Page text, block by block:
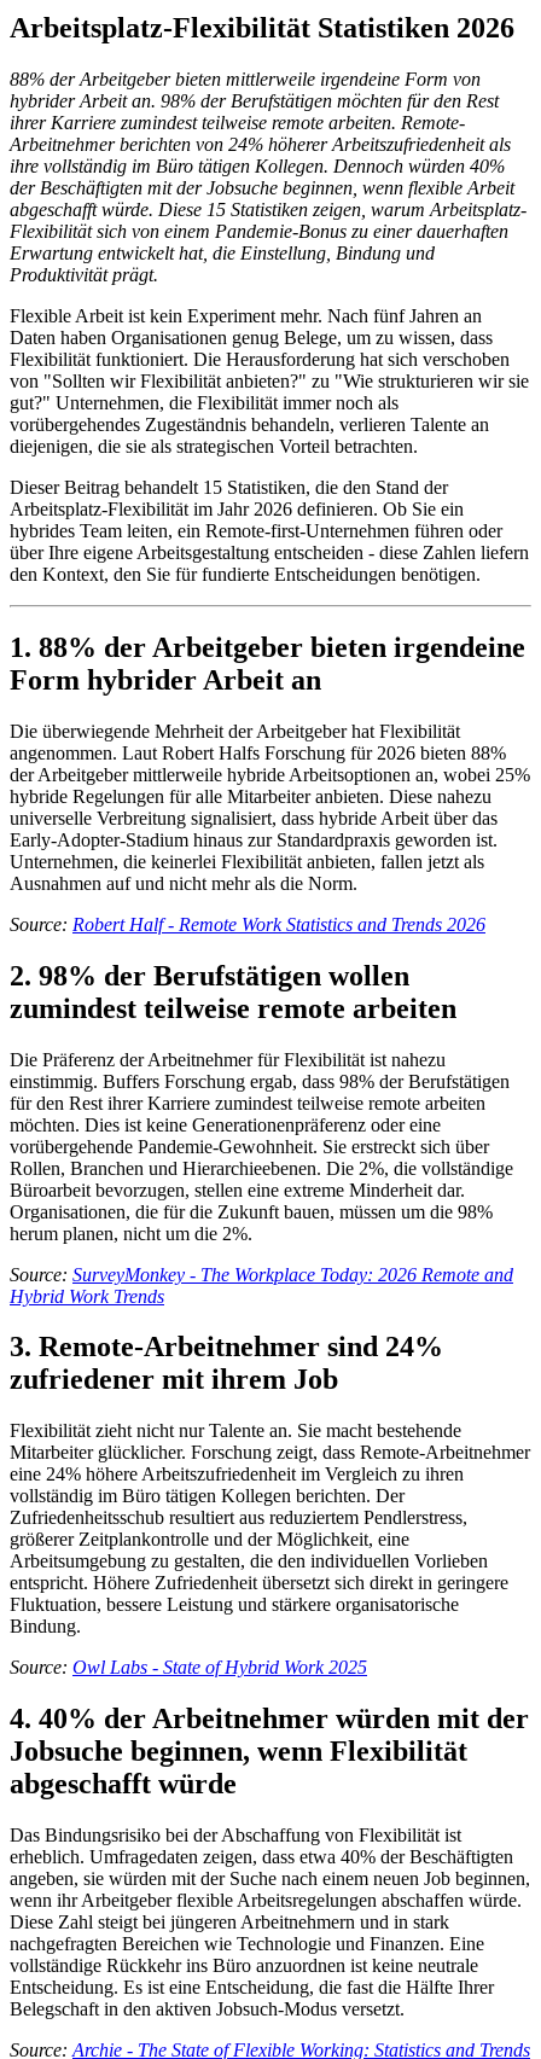
Arbeitsplatz-Flexibilität Statistiken 2026
88% der Arbeitgeber bieten mittlerweile irgendeine Form von
hybrider Arbeit an. 98% der Berufstätigen möchten für den Rest
ihrer Karriere zumindest teilweise remote arbeiten. Remote-
Arbeitnehmer berichten von 24% höherer Arbeitszufriedenheit als
ihre vollständig im Büro tätigen Kollegen. Dennoch würden 40%
der Beschäftigten mit der Jobsuche beginnen, wenn flexible Arbeit
abgeschafft würde. Diese 15 Statistiken zeigen, warum Arbeitsplatz-
Flexibilität sich von einem Pandemie-Bonus zu einer dauerhaften
Erwartung entwickelt hat, die Einstellung, Bindung und
Produktivität prägt.
Flexible Arbeit ist kein Experiment mehr. Nach fünf Jahren an
Daten haben Organisationen genug Belege, um zu wissen, dass
Flexibilität funktioniert. Die Herausforderung hat sich verschoben
von "Sollten wir Flexibilität anbieten?" zu "Wie strukturieren wir sie
gut?" Unternehmen, die Flexibilität immer noch als
vorübergehendes Zugeständnis behandeln, verlieren Talente an
diejenigen, die sie als strategischen Vorteil betrachten.
Dieser Beitrag behandelt 15 Statistiken, die den Stand der
Arbeitsplatz-Flexibilität im Jahr 2026 definieren. Ob Sie ein
hybrides Team leiten, ein Remote-first-Unternehmen führen oder
über Ihre eigene Arbeitsgestaltung entscheiden - diese Zahlen liefern
den Kontext, den Sie für fundierte Entscheidungen benötigen.
1. 88% der Arbeitgeber bieten irgendeine
Form hybrider Arbeit an
Die überwiegende Mehrheit der Arbeitgeber hat Flexibilität
angenommen. Laut Robert Halfs Forschung für 2026 bieten 88%
der Arbeitgeber mittlerweile hybride Arbeitsoptionen an, wobei 25%
hybride Regelungen für alle Mitarbeiter anbieten. Diese nahezu
universelle Verbreitung signalisiert, dass hybride Arbeit über das
Early-Adopter-Stadium hinaus zur Standardpraxis geworden ist.
Unternehmen, die keinerlei Flexibilität anbieten, fallen jetzt als
Ausnahmen auf und nicht mehr als die Norm.
Source: Robert Half - Remote Work Statistics and Trends 2026
2. 98% der Berufstätigen wollen
zumindest teilweise remote arbeiten
Die Präferenz der Arbeitnehmer für Flexibilität ist nahezu
einstimmig. Buffers Forschung ergab, dass 98% der Berufstätigen
für den Rest ihrer Karriere zumindest teilweise remote arbeiten
möchten. Dies ist keine Generationenpräferenz oder eine
vorübergehende Pandemie-Gewohnheit. Sie erstreckt sich über
Rollen, Branchen und Hierarchieebenen. Die 2%, die vollständige
Büroarbeit bevorzugen, stellen eine extreme Minderheit dar.
Organisationen, die für die Zukunft bauen, müssen um die 98%
herum planen, nicht um die 2%.
Source: SurveyMonkey - The Workplace Today: 2026 Remote and
Hybrid Work Trends
3. Remote-Arbeitnehmer sind 24%
zufriedener mit ihrem Job
Flexibilität zieht nicht nur Talente an. Sie macht bestehende
Mitarbeiter glücklicher. Forschung zeigt, dass Remote-Arbeitnehmer
eine 24% höhere Arbeitszufriedenheit im Vergleich zu ihren
vollständig im Büro tätigen Kollegen berichten. Der
Zufriedenheitsschub resultiert aus reduziertem Pendlerstress,
größerer Zeitplankontrolle und der Möglichkeit, eine
Arbeitsumgebung zu gestalten, die den individuellen Vorlieben
entspricht. Höhere Zufriedenheit übersetzt sich direkt in geringere
Fluktuation, bessere Leistung und stärkere organisatorische
Bindung.
Source: Owl Labs - State of Hybrid Work 2025
4. 40% der Arbeitnehmer würden mit der
Jobsuche beginnen, wenn Flexibilität
abgeschafft würde
Das Bindungsrisiko bei der Abschaffung von Flexibilität ist
erheblich. Umfragedaten zeigen, dass etwa 40% der Beschäftigten
angeben, sie würden mit der Suche nach einem neuen Job beginnen,
wenn ihr Arbeitgeber flexible Arbeitsregelungen abschaffen würde.
Diese Zahl steigt bei jüngeren Arbeitnehmern und in stark
nachgefragten Bereichen wie Technologie und Finanzen. Eine
vollständige Rückkehr ins Büro anzuordnen ist keine neutrale
Entscheidung. Es ist eine Entscheidung, die fast die Hälfte Ihrer
Belegschaft in den aktiven Jobsuch-Modus versetzt.
Source: Archie - The State of Flexible Working: Statistics and Trends